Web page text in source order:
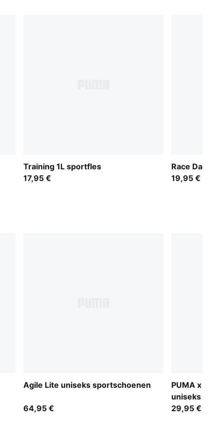
Training 1L sportfles
17,95 €
Race Day
19,95 €
Agile Lite uniseks sportschoenen
64,95 €
PUMA x
uniseks
29,95 €